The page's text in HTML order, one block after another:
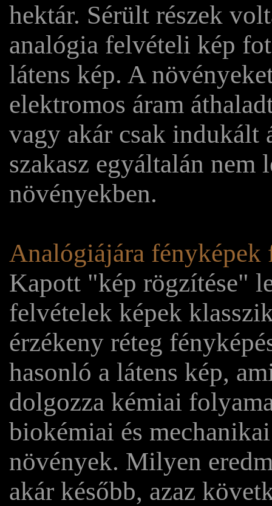
hektár. Sérült részek
analógia felvételi kép
látens kép. A
elektromos áram
vagy akár csak indukált
szakasz egyáltalán nem
növényekben.
Analógiájára fényképek
Kapott "kép rögzítése"
felvételek képek
érzékeny réteg
hasonló a látens kép,
dolgozza kémiai
biokémiai és
növények. Milyen
akár később, azaz